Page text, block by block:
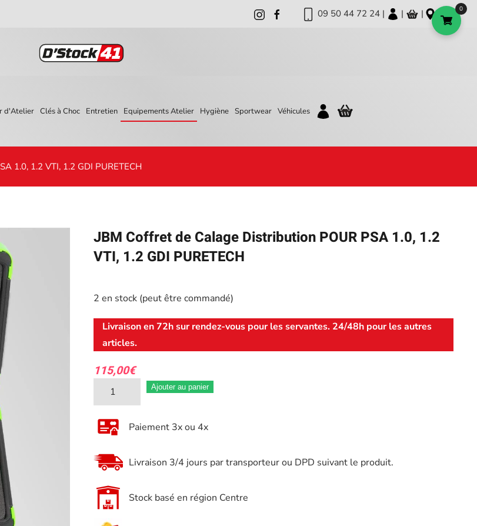
09 50 44 72 24 | | |
d'Atelier Clés à Choc Entretien Equipements Atelier Hygiène Sportwear Véhicules
1.0, 1.2 VTI, 1.2 GDI PURETECH
JBM Coffret de Calage Distribution POUR PSA 1.0, 1.2
VTI, 1.2 GDI PURETECH
2 en stock (peut être commandé)
Livraison en 72h sur rendez-vous pour les servantes. 24/48h pour les autres
articles.
115,00€
quantité
de
JBM
Coffret
de
Calage
Distribution
POUR
Ajouter au panier
Paiement 3x ou 4x
Livraison 3/4 jours par transporteur ou DPD suivant le produit.
Stock basé en région Centre
0